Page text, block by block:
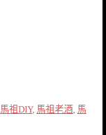
馬祖DIY, 馬祖老酒 馬